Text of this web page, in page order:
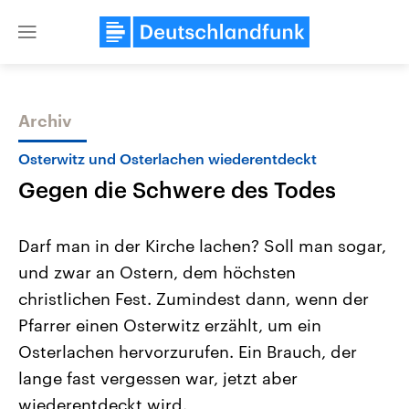
Close
Themen
Landtagswahl Sachsen-Anhalt
2026
Alle Informationen
Sachsen-Anhalt wählt am 6.
September 2026 einen neuen
Landtag. Seit 2021 wird das
Bundesland von einer Koalition aus
USA
Aktuelle Beiträge,
Hintergründe
Wirtschaftlich und
gehören die Vereinigten
Archiv
Osterwitz und Osterlachen wiederentdeckt
Gegen die Schwere des Todes
Darf man in der Kirche lachen? Soll man sogar,
und zwar an Ostern, dem höchsten
christlichen Fest. Zumindest dann, wenn der
Pfarrer einen Osterwitz erzählt, um ein
Osterlachen hervorzurufen. Ein Brauch, der
lange fast vergessen war, jetzt aber
wiederentdeckt wird.